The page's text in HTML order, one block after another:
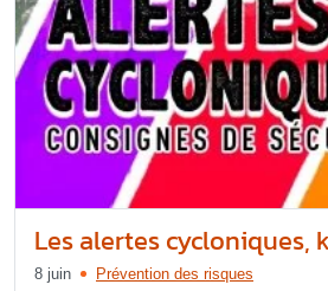
Les alertes cycloniques,
8 juin Prévention des risques